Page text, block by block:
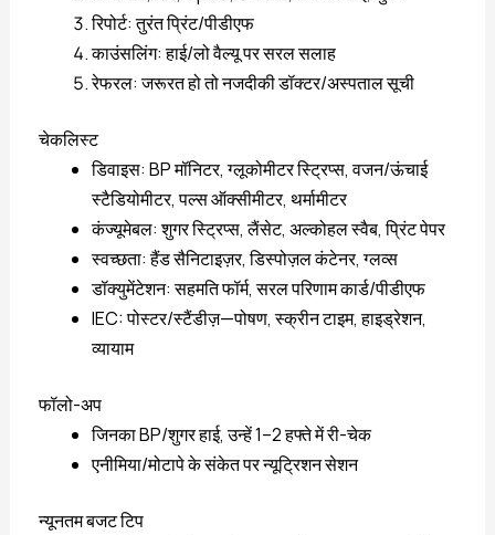
रिपोर्ट: तुरंत प्रिंट/पीडीएफ
काउंसलिंग: हाई/लो वैल्यू पर सरल सलाह
रेफरल: जरूरत हो तो नजदीकी डॉक्टर/अस्पताल सूची
चेकलिस्ट
डिवाइस: BP मॉनिटर, ग्लूकोमीटर स्ट्रिप्स, वजन/ऊंचाई
स्टैडियोमीटर, पल्स ऑक्सीमीटर, थर्मामीटर
कंज्यूमेबल: शुगर स्ट्रिप्स, लैंसेट, अल्कोहल स्वैब, प्रिंट पेपर
स्वच्छता: हैंड सैनिटाइज़र, डिस्पोज़ल कंटेनर, ग्लव्स
डॉक्युमेंटेशन: सहमति फॉर्म, सरल परिणाम कार्ड/पीडीएफ
IEC: पोस्टर/स्टैंडीज़—पोषण, स्क्रीन टाइम, हाइड्रेशन,
व्यायाम
फॉलो-अप
जिनका BP/शुगर हाई, उन्हें 1–2 हफ्ते में री-चेक
एनीमिया/मोटापे के संकेत पर न्यूट्रिशन सेशन
न्यूनतम बजट टिप